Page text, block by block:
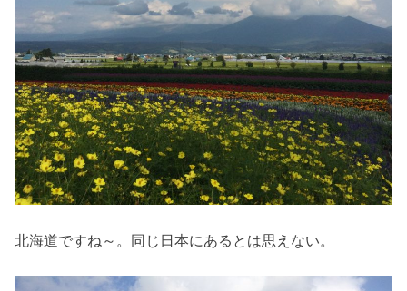
北海道ですね～。同じ日本にあるとは思えない。